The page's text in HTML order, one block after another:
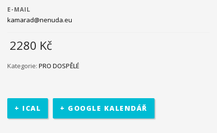
metoda Snozelen v multisenzorické místnosti.
kteří jsou znevýhodněného i běžného prostředí.
účastníci seznámí se základními informace o projektu. Poté
bude jejich úkolem najít a definovat lokální problém a pracovat
E-MAIL
kamarad@nenuda.eu
2280 Kč
Kategorie: PRO DOSPĚLÉ
+ ICAL + GOOGLE KALENDÁŘ